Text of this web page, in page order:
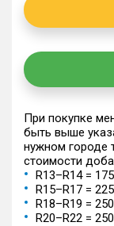
При покупке
быть выше
нужном городе
стоимости
R13–R14 =
R15–R17 =
R18–R19 =
R20–R22 =